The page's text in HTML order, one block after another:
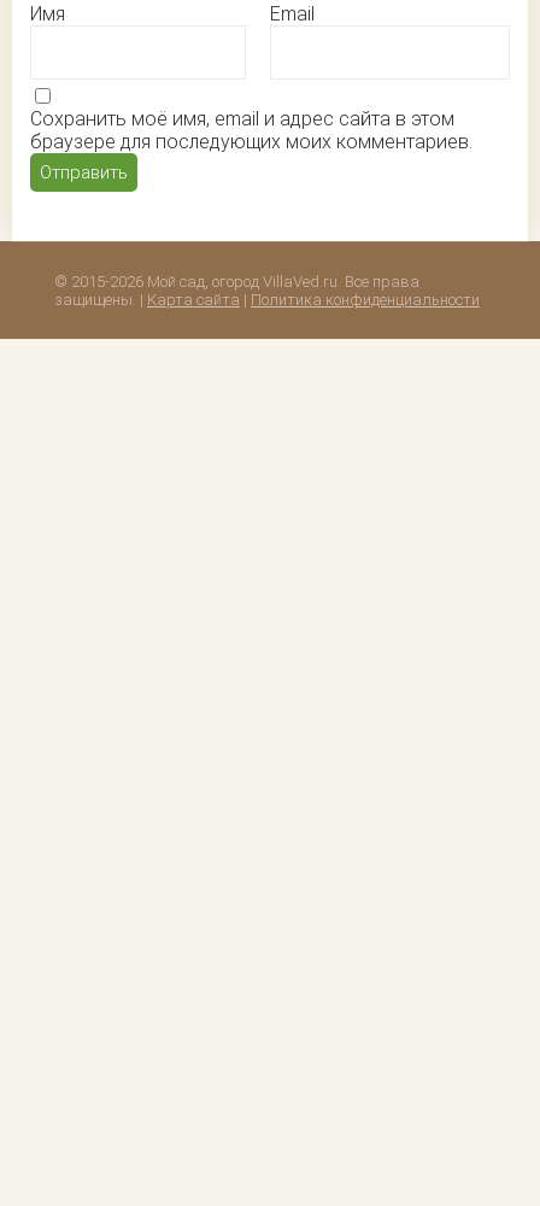
Имя Email
Сохранить моё имя, email и адрес сайта в этом
браузере для последующих моих комментариев.
© 2015-2026 Мой сад, огород VillaVed.ru. Все права
защищены. | Карта сайта | Политика конфиденциальности